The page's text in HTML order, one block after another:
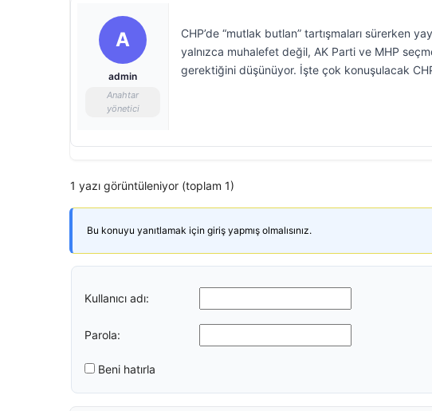
A
admin
Anahtar
yönetici
CHP’de “mutlak butlan” tartışmaları sürerken
yalnızca muhalefet değil, AK Parti ve MHP
gerektiğini düşünüyor. İşte çok konuşulacak
1 yazı görüntüleniyor (toplam 1)
Bu konuyu yanıtlamak için giriş yapmış olmalısınız.
Kullanıcı adı:
Parola:
Beni hatırla